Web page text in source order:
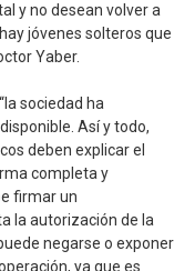
y no desean volver a
jóvenes solteros que
Yaber.
sociedad ha
Así y todo,
deben explicar el
completa y
firmar un
la autorización de la
negarse o exponer
ya que es